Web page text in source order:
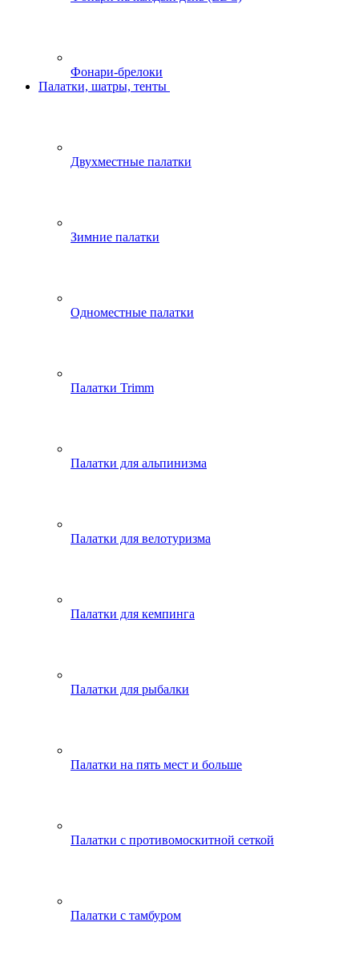
Фонари-брелоки
Палатки, шатры, тенты
Двухместные палатки
Зимние палатки
Одноместные палатки
Палатки Trimm
Палатки для альпинизма
Палатки для велотуризма
Палатки для кемпинга
Палатки для рыбалки
Палатки на пять мест и больше
Палатки с противомоскитной сеткой
Палатки с тамбуром